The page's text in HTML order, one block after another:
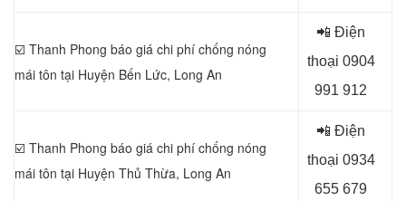
☑️ Thanh Phong báo giá chi phí chống nóng
mái tôn tại Huyện Bến Lức, Long An
📲 Điện
thoại 0904
991 912
☑️ Thanh Phong báo giá chi phí chống nóng
mái tôn tại Huyện Thủ Thừa, Long An
📲 Điện
thoại 0934
655 679